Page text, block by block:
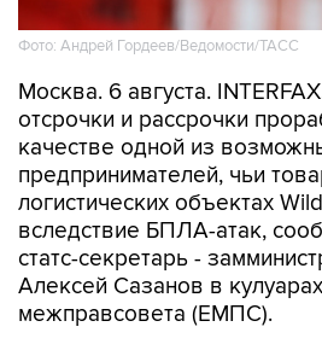
Фото: Андрей Гордеев/Ведомости/ТАСС
Москва. 6 августа.
отсрочки и рассрочки
качестве одной из
предпринимателей, чьи
логистических объектах
вследствие БПЛА-атак,
статс-секретарь -
Алексей Сазанов в
межправсовета (ЕМПС).